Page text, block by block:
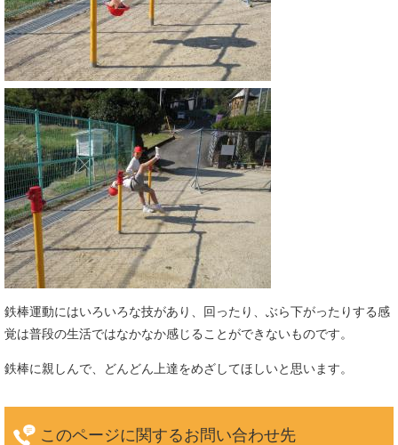
鉄棒運動にはいろいろな技があり、回ったり、ぶら下がったりする感
覚は普段の生活ではなかなか感じることができないものです。
鉄棒に親しんで、どんどん上達をめざしてほしいと思います。
このページに関するお問い合わせ先